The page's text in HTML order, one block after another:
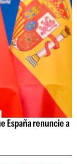
España renuncie a